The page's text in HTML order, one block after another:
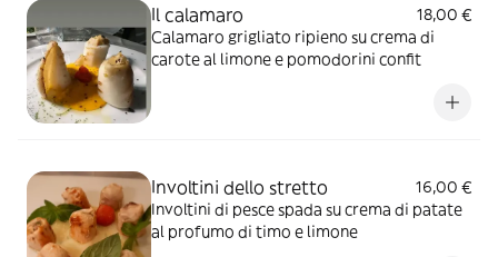
Il calamaro
18,00 €
Calamaro grigliato ripieno su crema di
carote al limone e pomodorini confit
Involtini dello stretto
16,00 €
Involtini di pesce spada su crema di patate
al profumo di timo e limone